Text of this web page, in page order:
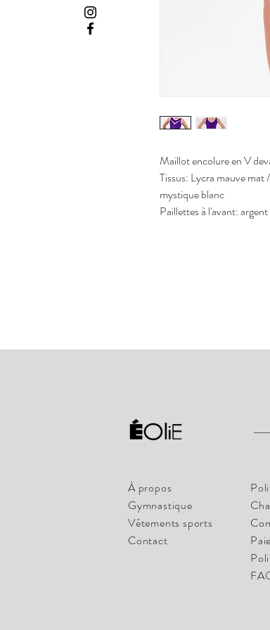
Maillot encolure en V
Tissus: Lycra mauve
mystique blanc
Paillettes à l'avant: argent
À propos
Gymnastique
Vêtements sports
Contact